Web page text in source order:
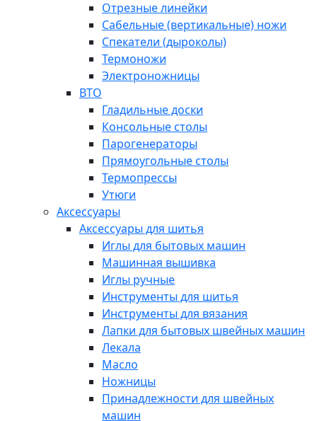
Отрезные линейки
Сабельные (вертикальные) ножи
Спекатели (дыроколы)
Термоножи
Электроножницы
ВТО
Гладильные доски
Консольные столы
Парогенераторы
Прямоугольные столы
Термопрессы
Утюги
Аксессуары
Аксессуары для шитья
Иглы для бытовых машин
Машинная вышивка
Иглы ручные
Инструменты для шитья
Инструменты для вязания
Лапки для бытовых швейных машин
Лекала
Масло
Ножницы
Принадлежности для швейных
машин